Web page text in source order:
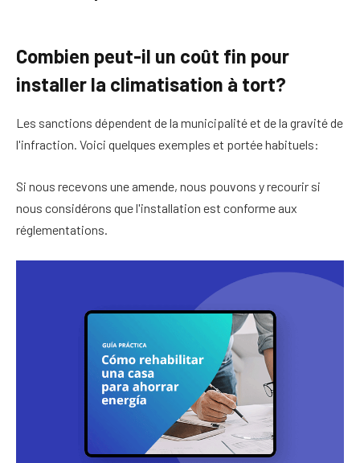
Combien peut-il un coût fin pour
installer la climatisation à tort?
Les sanctions dépendent de la municipalité et de la gravité de
l'infraction. Voici quelques exemples et portée habituels:
Si nous recevons une amende, nous pouvons y recourir si
nous considérons que l'installation est conforme aux
réglementations.